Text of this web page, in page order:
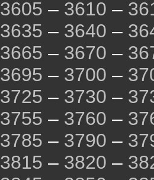
3605 – 3610 –
3635 – 3640 –
3665 – 3670 –
3695 – 3700 –
3725 – 3730 –
3755 – 3760 –
3785 – 3790 –
3815 – 3820 –